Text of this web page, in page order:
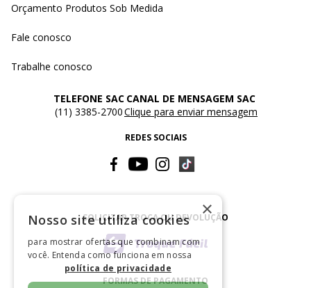
Orçamento Produtos Sob Medida
Fale conosco
Trabalhe conosco
TELEFONE SAC
(11) 3385-2700
CANAL DE MENSAGEM SAC
Clique para enviar mensagem
REDES SOCIAIS
SOLICITAR TROCA OU DEVOLUÇÃO
FORMAS DE PAGAMENTO
×
Nosso site utiliza cookies
para mostrar ofertas que combinam com
você. Entenda como funciona em nossa
política de privacidade